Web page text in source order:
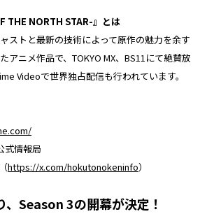
THE NORTH STAR-』とは
ストと最新の技術によって原作の魅力を余す
アニメ作品で、TOKYO MX、BS11にて絶賛放
Videoで世界独占配信も行われています。
式情報局
https://x.com/hokutonokeninfo）
Season 3の開幕が決定！